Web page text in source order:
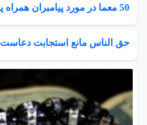
50 معما در مورد پیامبران همراه پاسخ
حق الناس مانع استجابت دعاست